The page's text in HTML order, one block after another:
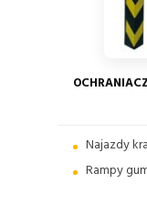
Najazdy
Rampy